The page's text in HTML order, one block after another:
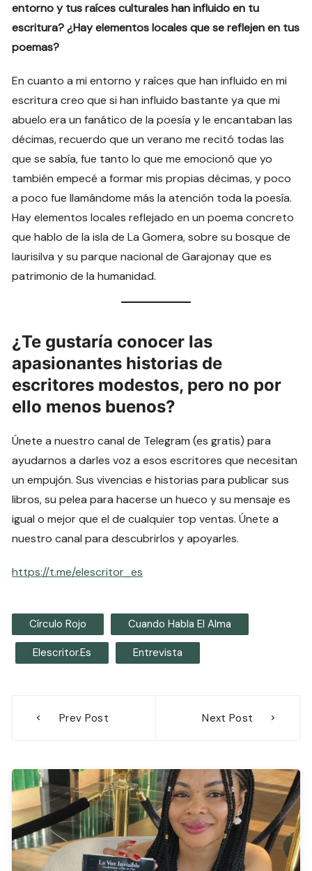
entorno y tus raíces culturales han influido en tu
escritura? ¿Hay elementos locales que se reflejen en tus
poemas?
En cuanto a mi entorno y raíces que han influido en mi
escritura creo que si han influido bastante ya que mi
abuelo era un fanático de la poesía y le encantaban las
décimas, recuerdo que un verano me recitó todas las
que se sabía, fue tanto lo que me emocionó que yo
también empecé a formar mis propias décimas, y poco
a poco fue llamándome más la atención toda la poesía.
Hay elementos locales reflejado en un poema concreto
que hablo de la isla de La Gomera, sobre su bosque de
laurisilva y su parque nacional de Garajonay que es
patrimonio de la humanidad.
¿Te gustaría conocer las
apasionantes historias de
escritores modestos, pero no por
ello menos buenos?
Únete a nuestro canal de Telegram (es gratis) para
ayudarnos a darles voz a esos escritores que necesitan
un empujón. Sus vivencias e historias para publicar sus
libros, su pelea para hacerse un hueco y su mensaje es
igual o mejor que el de cualquier top ventas. Únete a
nuestro canal para descubrirlos y apoyarles.
https://t.me/elescritor_es
Círculo Rojo Cuando Habla El Alma
Elescritor.es Entrevista
Prev Post Next Post